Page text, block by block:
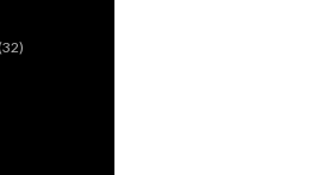
(32)